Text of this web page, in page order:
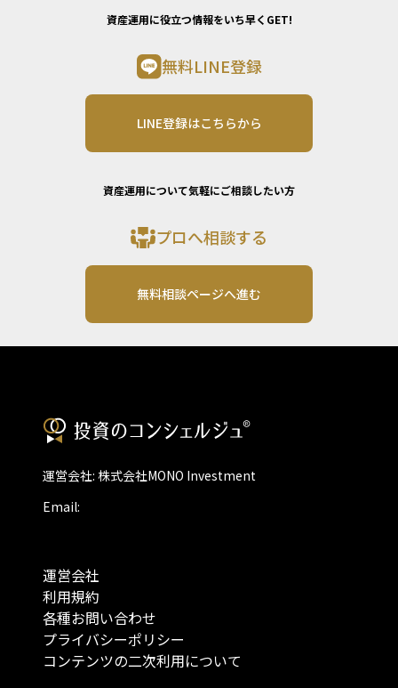
資産運用に役立つ情報をいち早くGET!
無料LINE登録
LINE登録はこちらから
資産運用について気軽にご相談したい方
プロへ相談する
無料相談ページへ進む
運営会社: 株式会社MONO Investment
Email:
運営会社
利用規約
各種お問い合わせ
プライバシーポリシー
コンテンツの二次利用について